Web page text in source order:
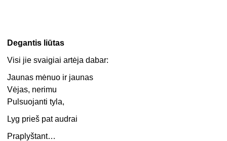
Degantis liūtas
Visi jie svaigiai artėja dabar:
Jaunas mėnuo ir jaunas
Vėjas, nerimu
Pulsuojanti tyla,
Lyg prieš pat audrai
Praplyštant…